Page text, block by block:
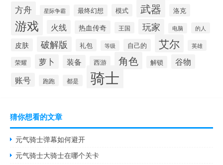
方舟 星际争霸 最终幻想 模式 武器 洛克
游戏 火线 热血传奇 王国 玩家 电脑 的人
皮肤 破解版 礼包 等级 自己的 艾尔 英雄
荣耀 萝卜 装备 西游 角色 解锁 谷物
账号 跑跑 都是 骑士
猜你想看的文章
元气骑士弹幕如何避开
元气骑士大骑士在哪个关卡